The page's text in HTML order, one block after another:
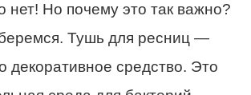
нет! Но почему это так важно?
Тушь для ресниц —
декоративное средство. Это